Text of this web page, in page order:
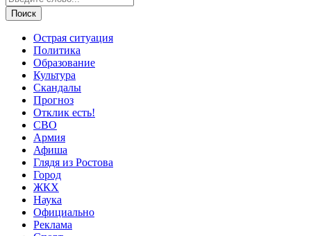
Острая ситуация
Политика
Образование
Культура
Скандалы
Прогноз
Отклик есть!
СВО
Армия
Афиша
Глядя из Ростова
Город
ЖКХ
Наука
Официально
Реклама